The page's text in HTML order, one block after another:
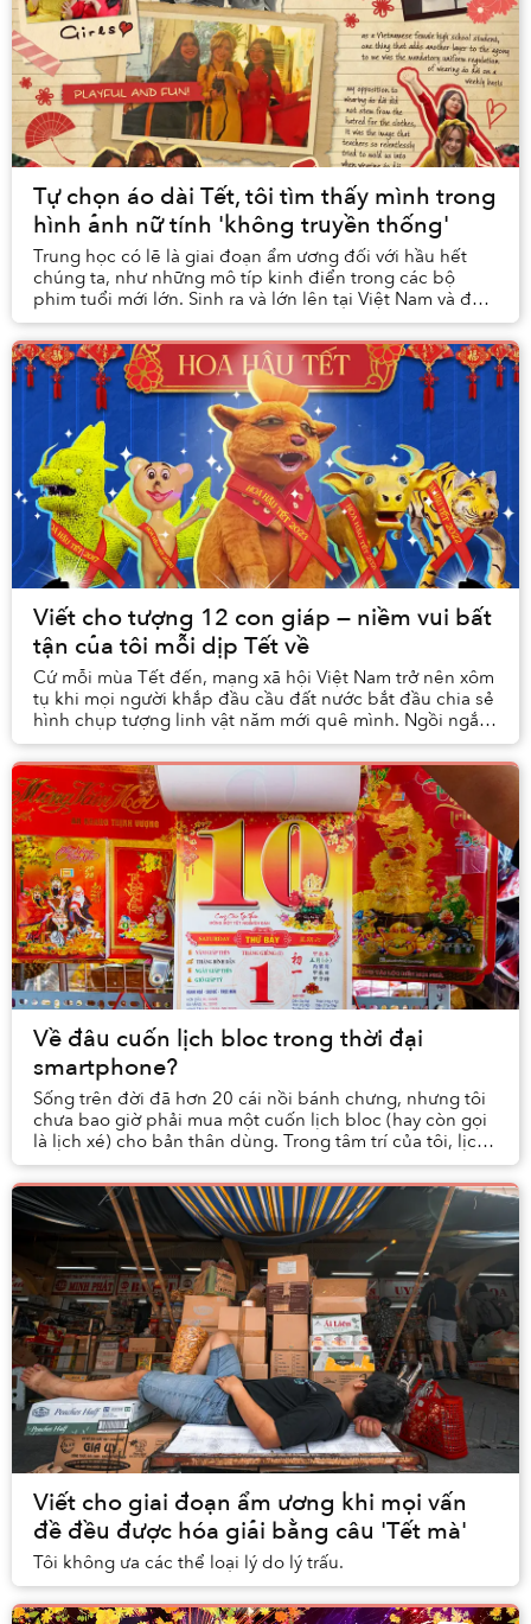
Tự chọn áo dài Tết, tôi tìm thấy mình trong
hình ảnh nữ tính 'không truyền thống'
Trung học có lẽ là giai đoạn ẩm ương đối với hầu hết
chúng ta, như những mô típ kinh điển trong các bộ
phim tuổi mới lớn. Sinh ra và lớn lên tại Việt Nam và đã
trải qua khoảng thời gian mài đũng quần ...
Viết cho tượng 12 con giáp — niềm vui bất
tận của tôi mỗi dịp Tết về
Cứ mỗi mùa Tết đến, mạng xã hội Việt Nam trở nên xôm
tụ khi mọi người khắp đầu cầu đất nước bắt đầu chia sẻ
hình chụp tượng linh vật năm mới quê mình. Ngồi ngắm
nghía tượng trên mạng cùng team Saigone...
Về đâu cuốn lịch bloc trong thời đại
smartphone?
Sống trên đời đã hơn 20 cái nồi bánh chưng, nhưng tôi
chưa bao giờ phải mua một cuốn lịch bloc (hay còn gọi
là lịch xé) cho bản thân dùng. Trong tâm trí của tôi, lịch
là một thứ để mình mua tặng cho n...
Viết cho giai đoạn ẩm ương khi mọi vấn
đề đều được hóa giải bằng câu 'Tết mà'
Tôi không ưa các thể loại lý do lý trấu.